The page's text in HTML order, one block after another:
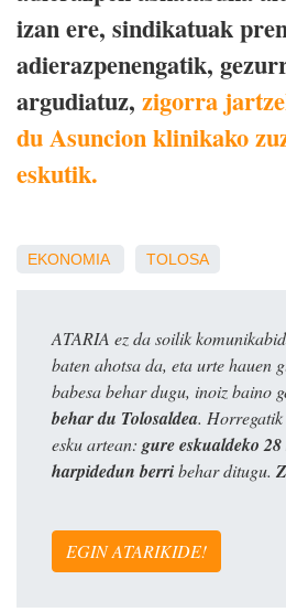
izan ere, sindikatuak
adierazpenengatik,
argudiatuz, zigorra
du Asuncion klinikako
eskutik.
EKONOMIA TOLOSA
ATARIA ez da soilik
baten ahotsa da, eta urte hauen
babesa behar dugu, inoiz baino
behar du Tolosaldea.
esku artean: gure eskualdeko
harpidedun berribehar ditugu.
EGIN ATARIKIDE!